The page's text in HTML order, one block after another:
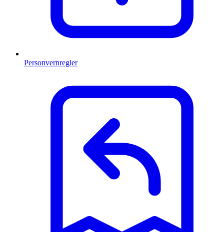
Personvernregler